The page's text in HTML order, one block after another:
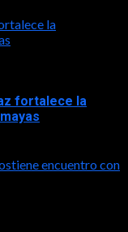
la
fortalece la
encuentro con